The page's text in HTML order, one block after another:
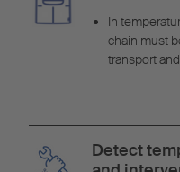
In
chain must
transport
with
temperature
Detect